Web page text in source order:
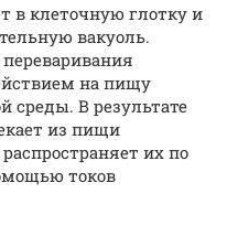
в клеточную глотку и
вакуоль.
на пищу
среды. В результате
из пищи
их по
токов